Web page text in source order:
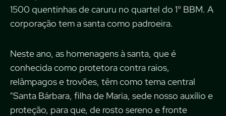
1500 quentinhas de caruru no quartel do 1° BBM. A
corporação tem a santa como padroeira.
Neste ano, as homenagens à santa, que é
conhecida como protetora contra raios,
relâmpagos e trovões, têm como tema central
"Santa Bárbara, filha de Maria, sede nosso auxílio e
proteção, para que, de rosto sereno e fronte